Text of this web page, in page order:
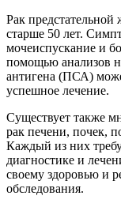
Рак предстательной
старше 50 лет.
мочеиспускание и
помощью анализов
антигена (ПСА)
успешное лечение.
Существует также
рак печени, почек,
Каждый из них
диагностике и
своему здоровью и
обследования.